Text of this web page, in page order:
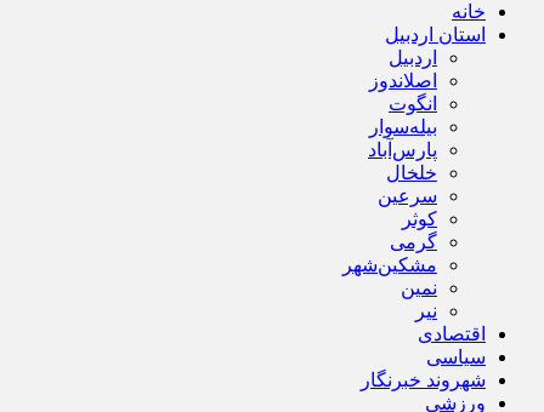
خانه
استان اردبیل
اردبیل
اصلاندوز
انگوت
بیله‌سوار
پارس‌آباد
خلخال
سرعین
کوثر
گرمی
مشکین‌شهر
نمین
نیر
اقتصادی
سیاسی
شهروند خبرنگار
ورزشی